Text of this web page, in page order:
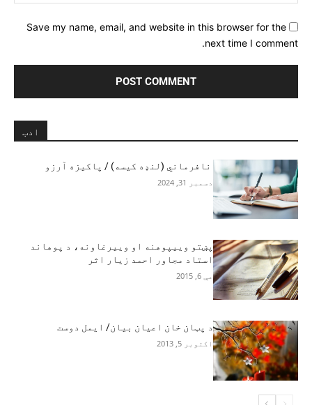
Save my name, email, and website in this browser for the
next time I comment.
ادب
نافرماني (لنډه کیسه) / پاکیزه آرزو
دسمبر 31, 2024
پښتو وییپوهنه او وییرغاونه، د پوهاند
استاد مجاور احمد زیار اثر
مې 6, 2015
د پټان خان اعيان بيان/ ایمل دوست
اکتوبر 5, 2013